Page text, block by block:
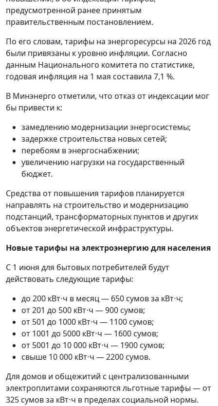
предусмотренной ранее принятым
правительственным постановлением.
По его словам, тарифы на энергоресурсы на 2026 год
были привязаны к уровню инфляции. Согласно
данным Национального комитета по статистике,
годовая инфляция на 1 мая составила 7,1 %.
В Минэнерго отметили, что отказ от индексации мог
бы привести к:
замедлению модернизации энергосистемы;
задержке строительства новых сетей;
перебоям в энергоснабжении;
увеличению нагрузки на государственный
бюджет.
Средства от повышения тарифов планируется
направлять на строительство и модернизацию
подстанций, трансформаторных пунктов и других
объектов энергетической инфраструктуры.
Новые тарифы на электроэнергию для населения
С 1 июня для бытовых потребителей будут
действовать следующие тарифы:
до 200 кВт⋅ч в месяц — 650 сумов за кВт⋅ч;
от 201 до 500 кВт⋅ч — 900 сумов;
от 501 до 1000 кВт⋅ч — 1100 сумов;
от 1001 до 5000 кВт⋅ч — 1600 сумов;
от 5001 до 10 000 кВт⋅ч — 1900 сумов;
свыше 10 000 кВт⋅ч — 2200 сумов.
Для домов и общежитий с централизованными
электроплитами сохраняются льготные тарифы — от
325 сумов за кВт⋅ч в пределах социальной нормы.